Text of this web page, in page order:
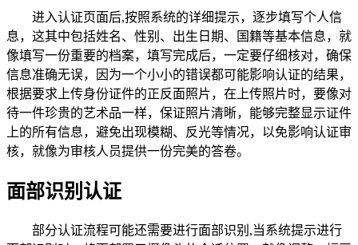
进入认证页面后,按照系统的详细提示，逐步填写个人信
息，这其中包括姓名、性别、出生日期、国籍等基本信息，就
像填写一份重要的档案，填写完成后，一定要仔细核对，确保
信息准确无误，因为一个小小的错误都可能影响认证的结果，
根据要求上传身份证件的正反面照片，在上传照片时，要像对
待一件珍贵的艺术品一样，保证照片清晰，能够完整显示证件
上的所有信息，避免出现模糊、反光等情况，以免影响认证审
核，就像为审核人员提供一份完美的答卷。
面部识别认证
部分认证流程可能还需要进行面部识别,当系统提示进行